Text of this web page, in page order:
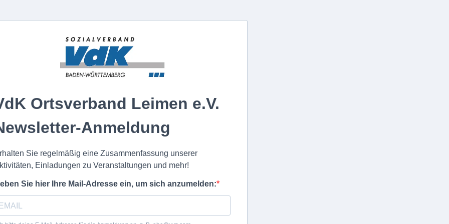
Ortsverband Leimen e.V.
Anmeldung
Sie regelmäßig eine Zusammenfassung unserer
Einladungen zu Veranstaltungen und mehr!
Sie hier Ihre Mail-Adresse ein, um sich anzumelden: